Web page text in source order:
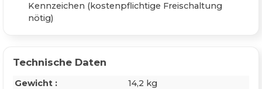
Technische Daten
Gewicht :
14,2 kg
Kennzeichen (kostenpflichtige Freischaltung
nötig)